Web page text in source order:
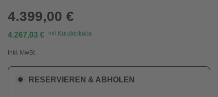
4.399,00 €
4.267,03 € mit Kundenkarte
Inkl. MwSt.
RESERVIEREN & ABHOLEN